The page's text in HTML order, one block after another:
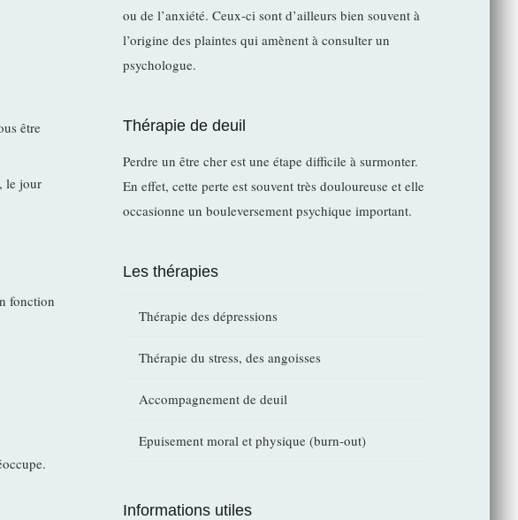
être
le jour
fonction
ou de l’anxiété. Ceux-ci sont d’ailleurs bien souvent à
l’origine des plaintes qui amènent à consulter un
psychologue.
Thérapie de deuil
Perdre un être cher est une étape difficile à surmonter.
En effet, cette perte est souvent très douloureuse et elle
occasionne un bouleversement psychique important.
Les thérapies
Thérapie des dépressions
Thérapie du stress, des angoisses
Accompagnement de deuil
Epuisement moral et physique (burn-out)
Informations utiles